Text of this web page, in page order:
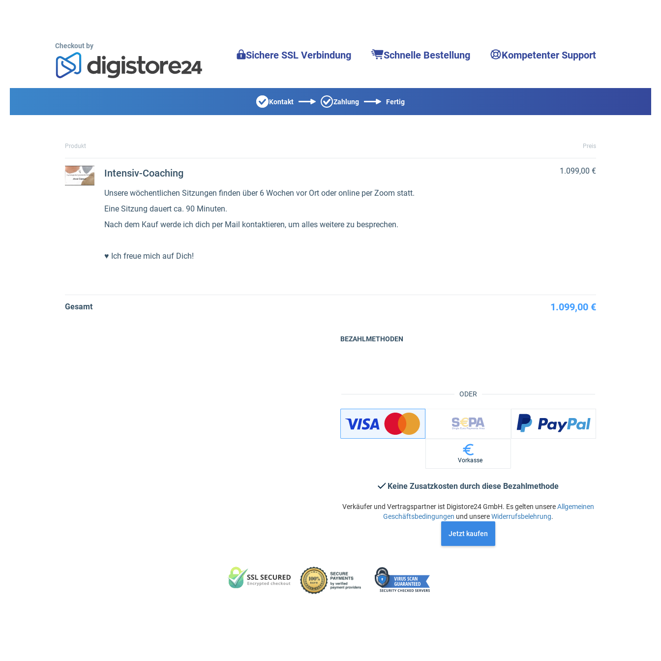
Checkout by
Sichere SSL Verbindung Schnelle Bestellung Kompetenter Support
Kontakt Zahlung Fertig
Produkt Preis
Intensiv-Coaching
Unsere wöchentlichen Sitzungen finden über 6 Wochen vor Ort oder online per Zoom statt.
Eine Sitzung dauert ca. 90 Minuten.
Nach dem Kauf werde ich dich per Mail kontaktieren, um alles weitere zu besprechen.
♥ Ich freue mich auf Dich!
1.099,00 €
Gesamt 1.099,00 €
ODER
BEZAHLMETHODEN
Vorkasse
Keine Zusatzkosten durch diese Bezahlmethode
Verkäufer und Vertragspartner ist Digistore24 GmbH. Es gelten unsereAllgemeinen
Geschäftsbedingungen und unsereWiderrufsbelehrung.
Jetzt kaufen